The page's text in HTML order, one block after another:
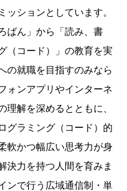
ッションとしています。
ばん」から「読み、書
（コード）」の教育を実
の就職を目指すのみなら
ォンアプリやインターネ
理解を深めるとともに、
グラミング（コード）的
軟かつ幅広い思考力が身
決力を持つ人間を育みま
ンで行う広域通信制・単